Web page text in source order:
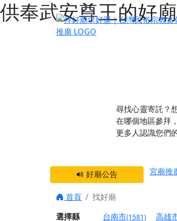
供奉武安尊王的好
尋找心靈寄託？
在哪個地區參拜
更多人認識您們
好廟公告
宮廟推
【台
首頁
找好廟
選擇縣
台南市(1581) 高雄